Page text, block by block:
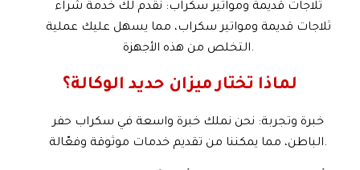
ثلاجات قديمة ومواتير سكراب: نقدم لك خدمة شراء
ثلاجات قديمة ومواتير سكراب، مما يسهل عليك عملية
التخلص من هذه الأجهزة.
لماذا تختار ميزان حديد الوكالة؟
خبرة وتجربة: نحن نملك خبرة واسعة في سكراب حفر
الباطن، مما يمكننا من تقديم خدمات موثوقة وفعّالة.